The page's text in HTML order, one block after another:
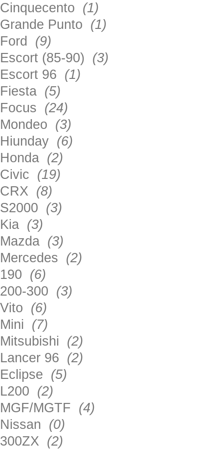
Cinquecento (1)
Grande Punto (1)
Ford (9)
Escort (85-90) (3)
Escort 96 (1)
Fiesta (5)
Focus (24)
Mondeo (3)
Hiunday (6)
Honda (2)
Civic (19)
CRX (8)
S2000 (3)
Kia (3)
Mazda (3)
Mercedes (2)
190 (6)
200-300 (3)
Vito (6)
Mini (7)
Mitsubishi (2)
Lancer 96 (2)
Eclipse (5)
L200 (2)
MGF/MGTF (4)
Nissan (0)
300ZX (2)